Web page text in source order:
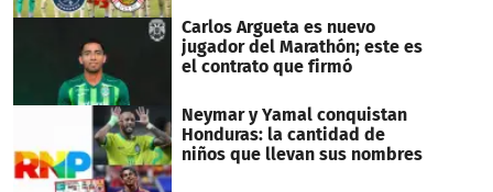
Carlos Argueta es nuevo
jugador del Marathón; este es
el contrato que firmó
Neymar y Yamal conquistan
Honduras: la cantidad de
niños que llevan sus nombres